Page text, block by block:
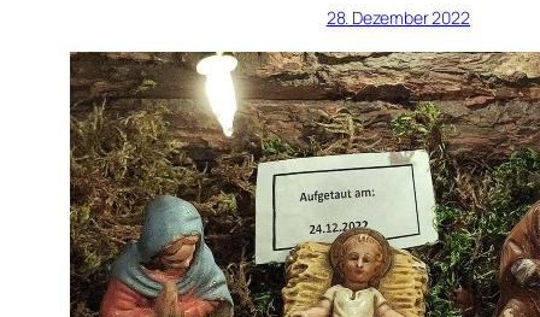
28. Dezember 2022